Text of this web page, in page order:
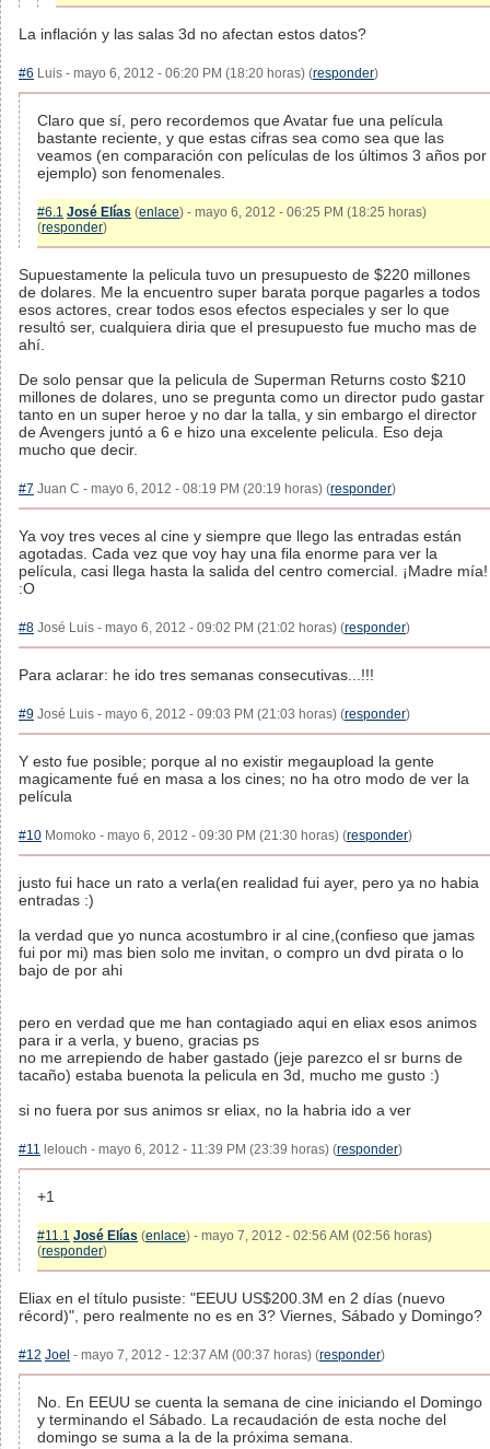
La inflación y las salas 3d no afectan estos datos?
#6 Luis - mayo 6, 2012 - 06:20 PM (18:20 horas) (responder)
Claro que sí, pero recordemos que Avatar fue una película
bastante reciente, y que estas cifras sea como sea que las
veamos (en comparación con películas de los últimos 3 años por
ejemplo) son fenomenales.
#6.1 José Elías (enlace) - mayo 6, 2012 - 06:25 PM (18:25 horas)
(responder)
Supuestamente la pelicula tuvo un presupuesto de $220 millones
de dolares. Me la encuentro super barata porque pagarles a todos
esos actores, crear todos esos efectos especiales y ser lo que
resultó ser, cualquiera diria que el presupuesto fue mucho mas de
ahí.
De solo pensar que la pelicula de Superman Returns costo $210
millones de dolares, uno se pregunta como un director pudo gastar
tanto en un super heroe y no dar la talla, y sin embargo el director
de Avengers juntó a 6 e hizo una excelente pelicula. Eso deja
mucho que decir.
#7 Juan C - mayo 6, 2012 - 08:19 PM (20:19 horas) (responder)
Ya voy tres veces al cine y siempre que llego las entradas están
agotadas. Cada vez que voy hay una fila enorme para ver la
película, casi llega hasta la salida del centro comercial. ¡Madre mía!
:O
#8 José Luis - mayo 6, 2012 - 09:02 PM (21:02 horas) (responder)
Para aclarar: he ido tres semanas consecutivas...!!!
#9 José Luis - mayo 6, 2012 - 09:03 PM (21:03 horas) (responder)
Y esto fue posible; porque al no existir megaupload la gente
magicamente fué en masa a los cines; no ha otro modo de ver la
película
#10 Momoko - mayo 6, 2012 - 09:30 PM (21:30 horas) (responder)
justo fui hace un rato a verla(en realidad fui ayer, pero ya no habia
entradas :)
la verdad que yo nunca acostumbro ir al cine,(confieso que jamas
fui por mi) mas bien solo me invitan, o compro un dvd pirata o lo
bajo de por ahi
pero en verdad que me han contagiado aqui en eliax esos animos
para ir a verla, y bueno, gracias ps
no me arrepiendo de haber gastado (jeje parezco el sr burns de
tacaño) estaba buenota la pelicula en 3d, mucho me gusto :)
si no fuera por sus animos sr eliax, no la habria ido a ver
#11 lelouch - mayo 6, 2012 - 11:39 PM (23:39 horas) (responder)
+1
#11.1 José Elías (enlace) - mayo 7, 2012 - 02:56 AM (02:56 horas)
(responder)
Eliax en el título pusiste: "EEUU US$200.3M en 2 días (nuevo
récord)", pero realmente no es en 3? Viernes, Sábado y Domingo?
#12 Joel - mayo 7, 2012 - 12:37 AM (00:37 horas) (responder)
No. En EEUU se cuenta la semana de cine iniciando el Domingo
y terminando el Sábado. La recaudación de esta noche del
domingo se suma a la de la próxima semana.